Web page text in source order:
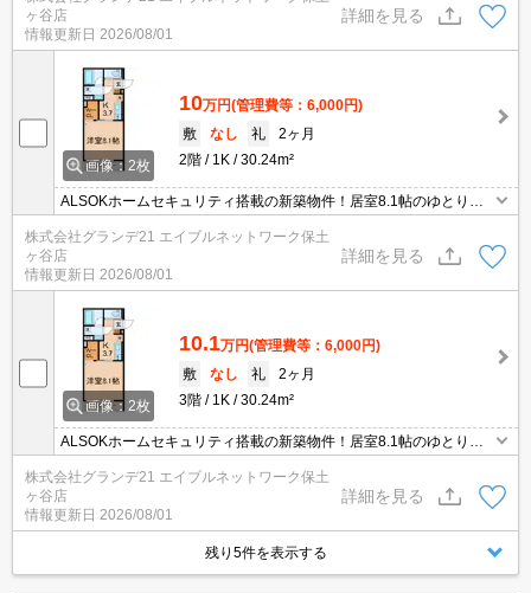
で学生さんにもオススメです！
ヶ谷店
情報更新日 2026/08/01
詳細を見る
画像：2枚
10万円(管理費等：6,000円)
敷
なし 礼
2ヶ月
2階
1K 30.24m²
ALSOKホームセキュリティ搭載の新築物件！居室8.1帖のゆとりあ
る広さ☆彡三ッ沢上町駅徒歩10分、横国大正門徒歩6分のため学生
さんにもオススメです！さらにインターネット使用料無料！
株式会社グランデ21 エイブルネットワーク保土
ヶ谷店
情報更新日 2026/08/01
詳細を見る
画像：2枚
10.1万円(管理費等：6,000円)
敷
なし 礼
2ヶ月
3階
1K 30.24m²
ALSOKホームセキュリティ搭載の新築物件！居室8.1帖のゆとりあ
る広さ☆彡三ッ沢上町駅徒歩10分、横国大正門徒歩6分のため学生
さんにもオススメです！さらにインターネット使用料無料！
株式会社グランデ21 エイブルネットワーク保土
ヶ谷店
情報更新日 2026/08/01
詳細を見る
残り5件を表示する